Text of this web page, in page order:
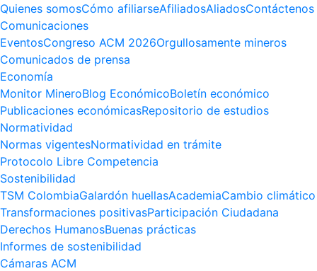
Quienes somosCómo afiliarseAfiliadosAliadosContáctenos
Comunicaciones
EventosCongreso ACM 2026Orgullosamente mineros
Comunicados de prensa
Economía
Monitor MineroBlog EconómicoBoletín económico
Publicaciones económicasRepositorio de estudios
Normatividad
Normas vigentesNormatividad en trámite
Protocolo Libre Competencia
Sostenibilidad
TSM ColombiaGalardón huellasAcademiaCambio climático
Transformaciones positivasParticipación Ciudadana
Derechos HumanosBuenas prácticas
Informes de sostenibilidad
Cámaras ACM